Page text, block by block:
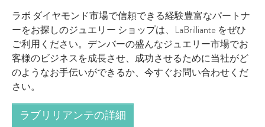
ラボ ダイヤモンド市場で信頼できる経験豊富なパートナ
ーをお探しのジュエリー ショップは、LaBrilliante をぜひ
ご利用ください。デンバーの盛んなジュエリー市場でお
客様のビジネスを成長させ、成功させるために当社がど
のようなお手伝いができるか、今すぐお問い合わせくだ
さい。
ラブリリアンテの詳細